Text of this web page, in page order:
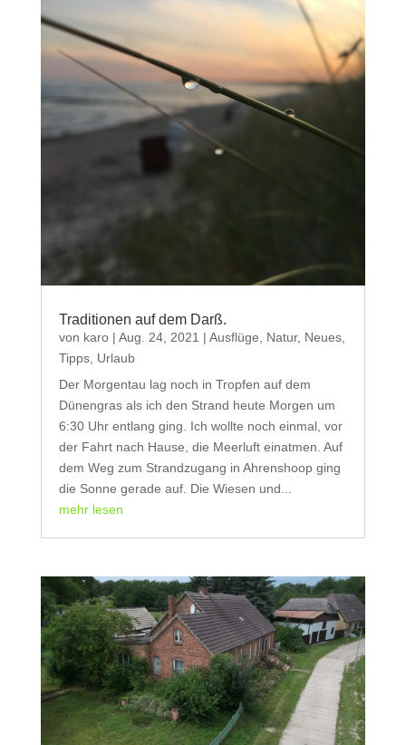
Traditionen auf dem Darß.
von karo| Aug. 24, 2021 | Ausflüge, Natur, Neues,
Tipps, Urlaub
Der Morgentau lag noch in Tropfen auf dem
Dünengras als ich den Strand heute Morgen um
6:30 Uhr entlang ging. Ich wollte noch einmal, vor
der Fahrt nach Hause, die Meerluft einatmen. Auf
dem Weg zum Strandzugang in Ahrenshoop ging
die Sonne gerade auf. Die Wiesen und...
mehr lesen